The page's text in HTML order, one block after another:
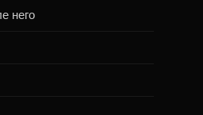
него